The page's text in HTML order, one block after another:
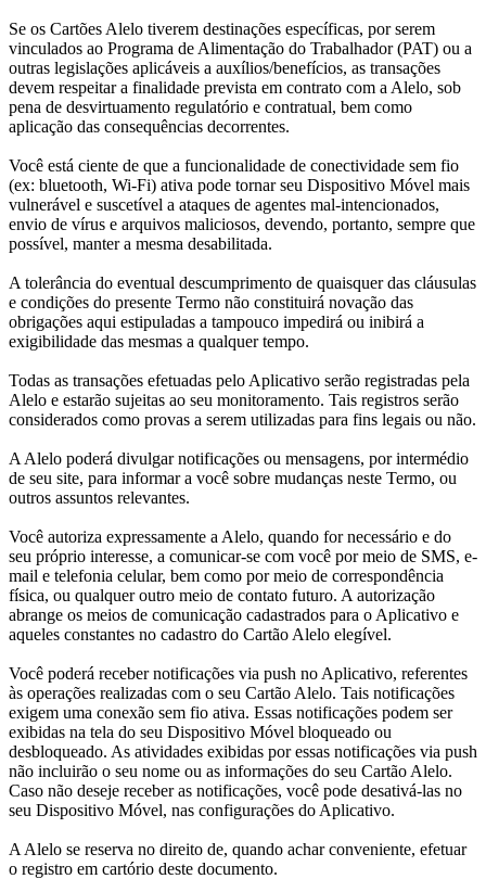
Se os Cartões Alelo tiverem destinações específicas, por serem
vinculados ao Programa de Alimentação do Trabalhador (PAT) ou a
outras legislações aplicáveis a auxílios/benefícios, as transações
devem respeitar a finalidade prevista em contrato com a Alelo, sob
pena de desvirtuamento regulatório e contratual, bem como
aplicação das consequências decorrentes.
Você está ciente de que a funcionalidade de conectividade sem fio
(ex: bluetooth, Wi-Fi) ativa pode tornar seu Dispositivo Móvel mais
vulnerável e suscetível a ataques de agentes mal-intencionados,
envio de vírus e arquivos maliciosos, devendo, portanto, sempre que
possível, manter a mesma desabilitada.
A tolerância do eventual descumprimento de quaisquer das cláusulas
e condições do presente Termo não constituirá novação das
obrigações aqui estipuladas a tampouco impedirá ou inibirá a
exigibilidade das mesmas a qualquer tempo.
Todas as transações efetuadas pelo Aplicativo serão registradas pela
Alelo e estarão sujeitas ao seu monitoramento. Tais registros serão
considerados como provas a serem utilizadas para fins legais ou não.
A Alelo poderá divulgar notificações ou mensagens, por intermédio
de seu site, para informar a você sobre mudanças neste Termo, ou
outros assuntos relevantes.
Você autoriza expressamente a Alelo, quando for necessário e do
seu próprio interesse, a comunicar-se com você por meio de SMS, e-
mail e telefonia celular, bem como por meio de correspondência
física, ou qualquer outro meio de contato futuro. A autorização
abrange os meios de comunicação cadastrados para o Aplicativo e
aqueles constantes no cadastro do Cartão Alelo elegível.
Você poderá receber notificações via push no Aplicativo, referentes
às operações realizadas com o seu Cartão Alelo. Tais notificações
exigem uma conexão sem fio ativa. Essas notificações podem ser
exibidas na tela do seu Dispositivo Móvel bloqueado ou
desbloqueado. As atividades exibidas por essas notificações via push
não incluirão o seu nome ou as informações do seu Cartão Alelo.
Caso não deseje receber as notificações, você pode desativá-las no
seu Dispositivo Móvel, nas configurações do Aplicativo.
A Alelo se reserva no direito de, quando achar conveniente, efetuar
o registro em cartório deste documento.